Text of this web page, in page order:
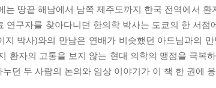
땅끝 해남에서 남쪽 제주도까지 한국 전역에서
연구자를 찾아다니던 한의학 박사는 도쿄의 한 서점
박사)와의 만남은 연배가 비슷했던 아드님과의
환자의 고통을 보지 않는 현대 의학의 맹점을 극복
던 두 사람의 논의와 임상 이야기가 이 책 한 권에